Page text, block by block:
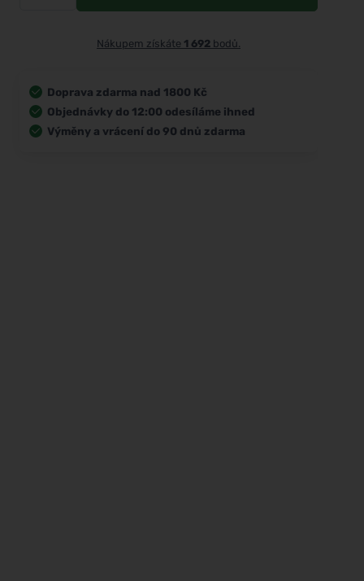
Nákupem získáte 1 692 bodů.
Doprava zdarma nad 1800 Kč
Objednávky do 12:00 odesíláme ihned
Výměny a vrácení do 90 dnů zdarma